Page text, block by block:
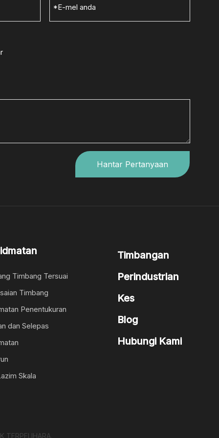
Hantar Pertanyaan
Timbang Tersuai
Timbang
Penentukuran
dan Selepas
Skala
Timbangan
Perindustrian
Kes
Blog
Hubungi Kami
TERPELIHARA.